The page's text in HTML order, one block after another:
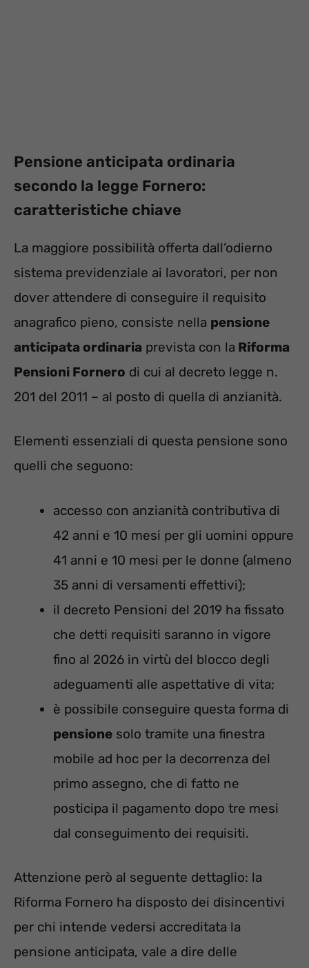
Pensione anticipata ordinaria
secondo la legge Fornero:
caratteristiche chiave
La maggiore possibilità offerta dall’odierno
sistema previdenziale ai lavoratori, per non
dover attendere di conseguire il requisito
anagrafico pieno, consiste nella pensione
anticipata ordinaria prevista con la Riforma
Pensioni Fornero di cui al decreto legge n.
201 del 2011 – al posto di quella di anzianità.
Elementi essenziali di questa pensione sono
quelli che seguono:
accesso con anzianità contributiva di
42 anni e 10 mesi per gli uomini oppure
41 anni e 10 mesi per le donne (almeno
35 anni di versamenti effettivi);
il decreto Pensioni del 2019 ha fissato
che detti requisiti saranno in vigore
fino al 2026 in virtù del blocco degli
adeguamenti alle aspettative di vita;
è possibile conseguire questa forma di
pensione solo tramite una finestra
mobile ad hoc per la decorrenza del
primo assegno, che di fatto ne
posticipa il pagamento dopo tre mesi
dal conseguimento dei requisiti.
Attenzione però al seguente dettaglio: la
Riforma Fornero ha disposto dei disincentivi
per chi intende vedersi accreditata la
pensione anticipata, vale a dire delle